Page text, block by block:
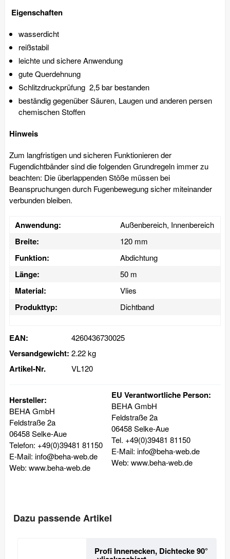
Eigenschaften
wasserdicht
reißstabil
leichte und sichere Anwendung
gute Querdehnung
Schlitzdruckprüfung 2,5 bar bestanden
beständig gegenüber Säuren, Laugen und anderen persen
chemischen Stoffen
Hinweis
Zum langfristigen und sicheren Funktionieren der
Fugendichtbänder sind die folgenden Grundregeln immer zu
beachten: Die überlappenden Stöße müssen bei
Beanspruchungen durch Fugenbewegung sicher miteinander
verbunden bleiben.
Anwendung: Außenbereich, Innenbereich
Breite: 120 mm
Funktion: Abdichtung
Länge: 50 m
Material: Vlies
Produkttyp: Dichtband
EAN: 4260436730025
Versandgewicht: 2.22 kg
Artikel-Nr. VL120
Hersteller:
BEHA GmbH
Feldstraße 2a
06458 Selke-Aue
Telefon: +49(0)39481 81150
E-Mail: info@beha-web.de
Web: www.beha-web.de
EU Verantwortliche Person:
BEHA GmbH
Feldstraße 2a
06458 Selke-Aue
Tel. +49(0)39481 81150
E-Mail: info@beha-web.de
Web: www.beha-web.de
Dazu passende Artikel
Profi Innenecken, Dichtecke 90°